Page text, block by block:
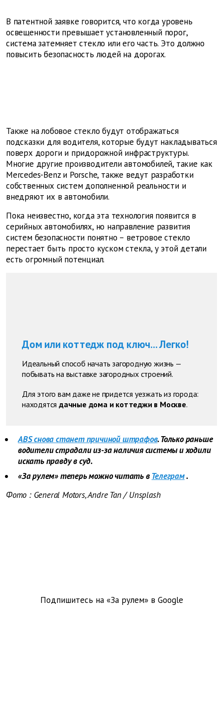
В патентной заявке говорится, что когда уровень
освещенности превышает установленный порог,
система затемняет стекло или его часть. Это должно
повысить безопасность людей на дорогах.
Также на лобовое стекло будут отображаться
подсказки для водителя, которые будут накладываться
поверх дороги и придорожной инфраструктуры.
Многие другие производители автомобилей, такие как
Mercedes-Benz и Porsche, также ведут разработки
собственных систем дополненной реальности и
внедряют их в автомобили.
Пока неизвестно, когда эта технология появится в
серийных автомобилях, но направление развития
систем безопасности понятно – ветровое стекло
перестает быть просто куском стекла, у этой детали
есть огромный потенциал.
Дом или коттедж под ключ... Легко!
Идеальный способ начать загородную жизнь —
побывать на выставке загородных строений.
Для этого вам даже не придется уезжать из города:
находятся дачные дома и коттеджи в Москве.
ABS снова станет причиной штрафов. Только раньше
водители страдали из-за наличия системы и ходили
искать правду в суд.
«За рулем» теперь можно читать вТелеграм.
Фото : General Motors, Andre Tan / Unsplash
Подпишитесь на «За рулем» в Google